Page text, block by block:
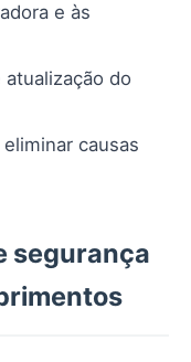
e às
do
causas
segurança